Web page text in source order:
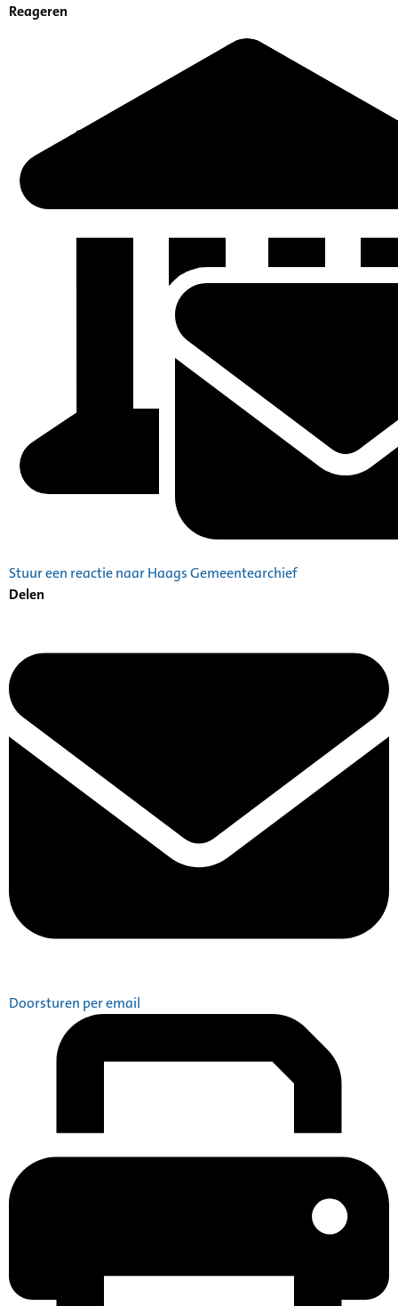
Reageren
Stuur een reactie naar Haags Gemeentearchief
Delen
Doorsturen per email